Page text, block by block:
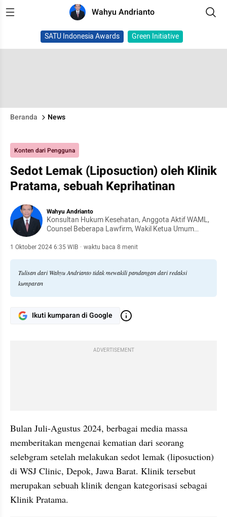
Wahyu Andrianto
SATU Indonesia Awards Green Initiative
Beranda News
Konten dari Pengguna
Sedot Lemak (Liposuction) oleh Klinik
Pratama, sebuah Keprihatinan
Wahyu Andrianto
Konsultan Hukum Kesehatan, Anggota Aktif WAML,
Counsel Beberapa Lawfirm, Wakil Ketua Umum
1 Oktober 2024 6:35 WIB · waktu baca 8 menit
Tulisan dari Wahyu Andrianto tidak mewakili pandangan dari redaksi
kumparan
Ikuti kumparan di Google
ADVERTISEMENT
Bulan Juli-Agustus 2024, berbagai media massa
memberitakan mengenai kematian dari seorang
selebgram setelah melakukan sedot lemak (liposuction)
di WSJ Clinic, Depok, Jawa Barat. Klinik tersebut
merupakan sebuah klinik dengan kategorisasi sebagai
Klinik Pratama.